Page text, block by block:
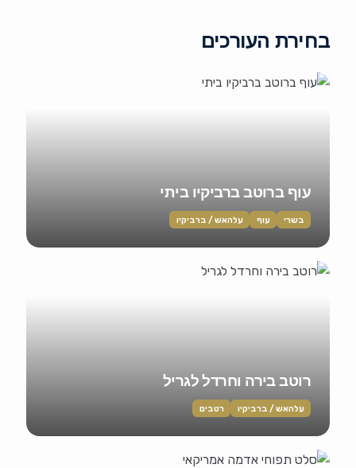
בחירת העורכים
עוף ברוטב ברביקיו ביתי
בשרי עוף עלהאש / ברביקיו
רוטב בירה וחרדל לגריל
עלהאש / ברביקיו רטבים